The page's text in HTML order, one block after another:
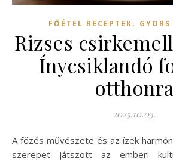
FŐÉTEL RECEPTEK, GYORS
Rizses
Ínycsiklandó
otthonra
2025.10.03.
A főzés művészete és az ízek harmóniája mindig is fontos
szerepet játszott az emberi